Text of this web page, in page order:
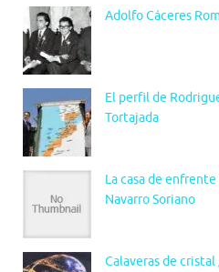
Adolfo Cáceres
El perfil de
Tortajada
La casa de
Navarro Soriano
Calaveras de